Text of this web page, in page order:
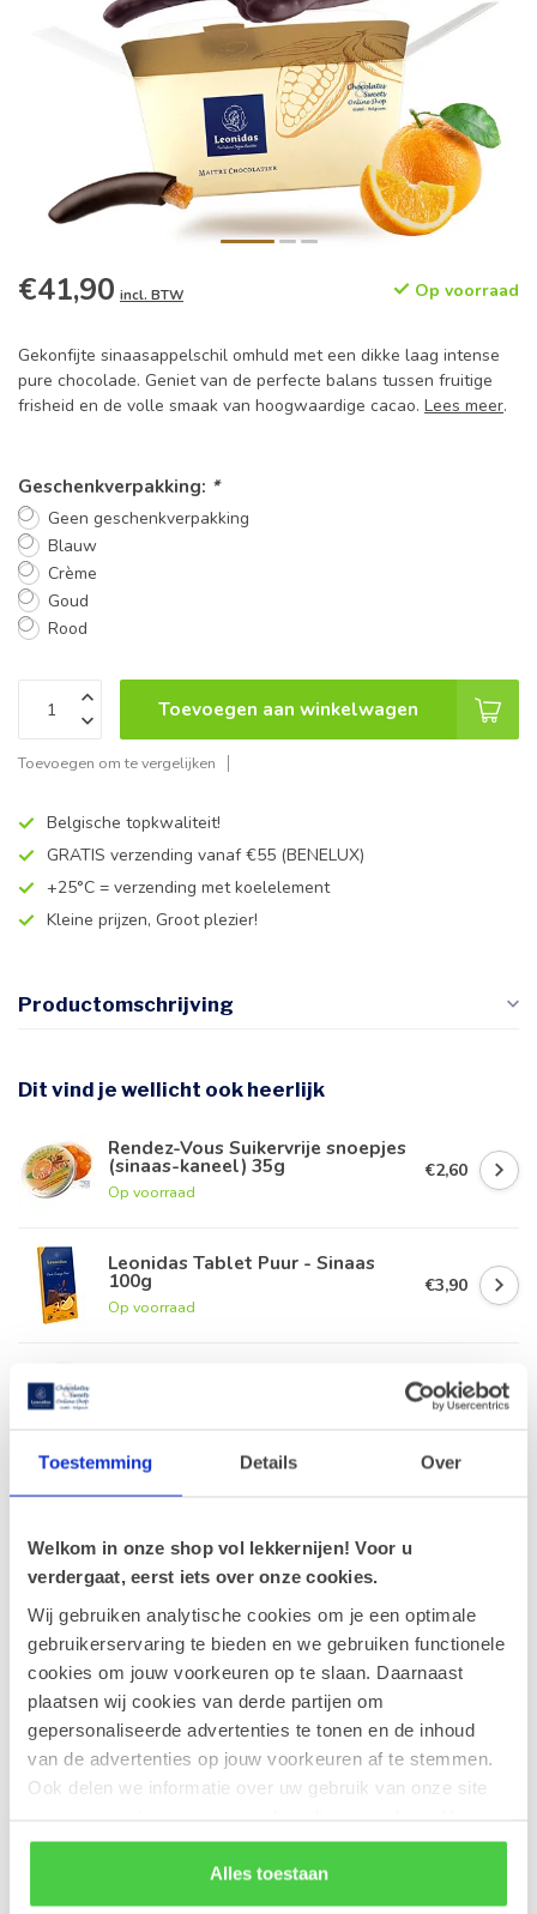
Toestemming Details Over
Welkom in onze shop vol lekkernijen! Voor u
verdergaat, eerst iets over onze cookies.
Wij gebruiken analytische cookies om je een optimale
gebruikerservaring te bieden en we gebruiken functionele
cookies om jouw voorkeuren op te slaan. Daarnaast
plaatsen wij cookies van derde partijen om
gepersonaliseerde advertenties te tonen en de inhoud
van de advertenties op jouw voorkeuren af te stemmen.
Ook delen we informatie over uw gebruik van onze site
rekening mee dat als je bepaalde cookies blokkeert, het
de correcte werking van de website kan verstoren.
Alles toestaan
€41,90 incl. BTW Op voorraad
Gekonfijte sinaasappelschil omhuld met een dikke laag intense
pure chocolade. Geniet van de perfecte balans tussen fruitige
frisheid en de volle smaak van hoogwaardige cacao. Lees meer.
Geschenkverpakking: *
Geen geschenkverpakking
Blauw
Crème
Goud
Rood
Toevoegen aan winkelwagen
Toevoegen om te vergelijken
Belgische topkwaliteit!
GRATIS verzending vanaf €55 (BENELUX)
+25°C = verzending met koelelement
Kleine prijzen, Groot plezier!
Productomschrijving
Dit vind je wellicht ook heerlijk
Rendez-Vous Suikervrije snoepjes
(sinaas-kaneel) 35g
Op voorraad
€2,60
Leonidas Tablet Puur - Sinaas
100g
Op voorraad
€3,90
€6,00
Leonidas Schijfjes citroen /
Op voorraad
Vandererfven Sinaasappel
confituur 215g
Op voorraad
Recent bekeken